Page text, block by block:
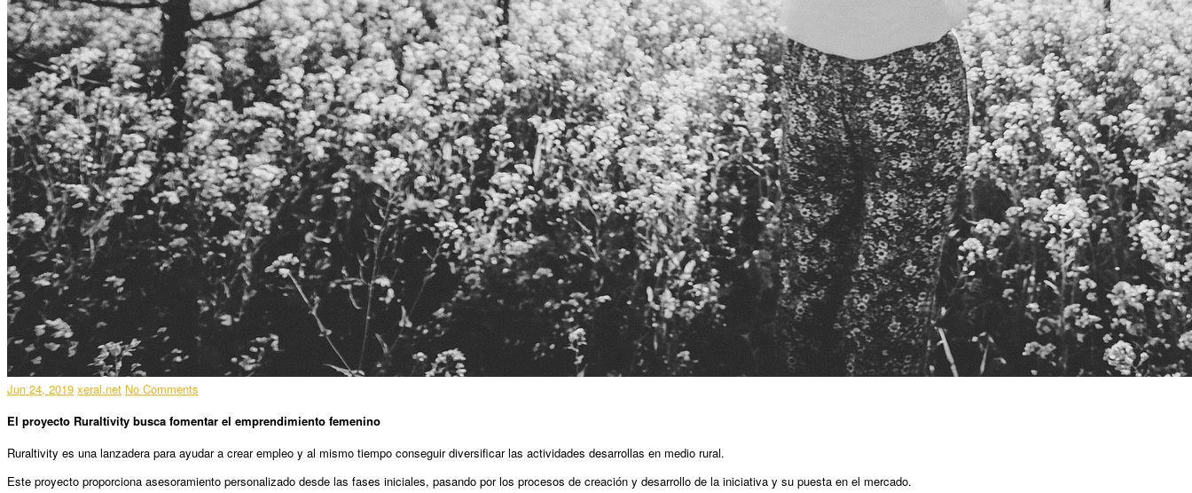
Jun 24, 2019 xeral.net No Comments
El proyecto Ruraltivity busca fomentar el emprendimiento femenino
Ruraltivity es una lanzadera para ayudar a crear empleo y al mismo tiempo conseguir diversificar las actividades desarrollas en medio rural.
Este proyecto proporciona asesoramiento personalizado desde las fases iniciales, pasando por los procesos de creación y desarrollo de la iniciativa y su puesta en el mercado.